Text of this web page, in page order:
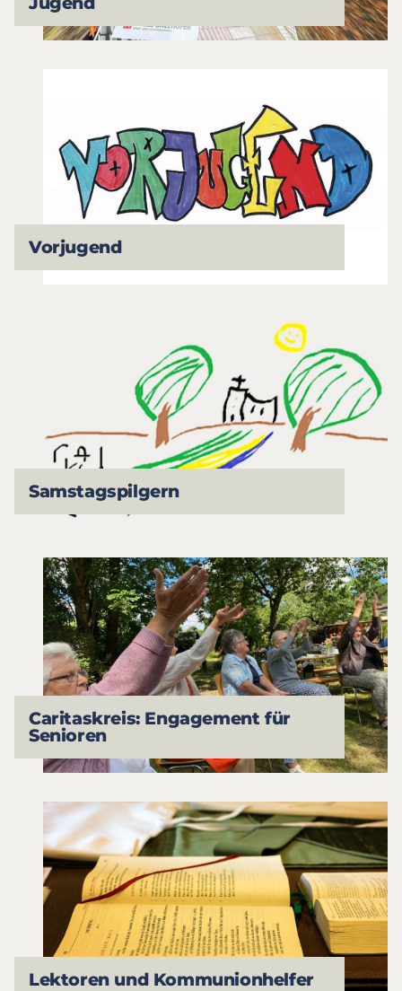
Vorjugend
Samstagspilgern
Caritaskreis: Engagement für
Senioren
Lektoren und Kommunionhelfer